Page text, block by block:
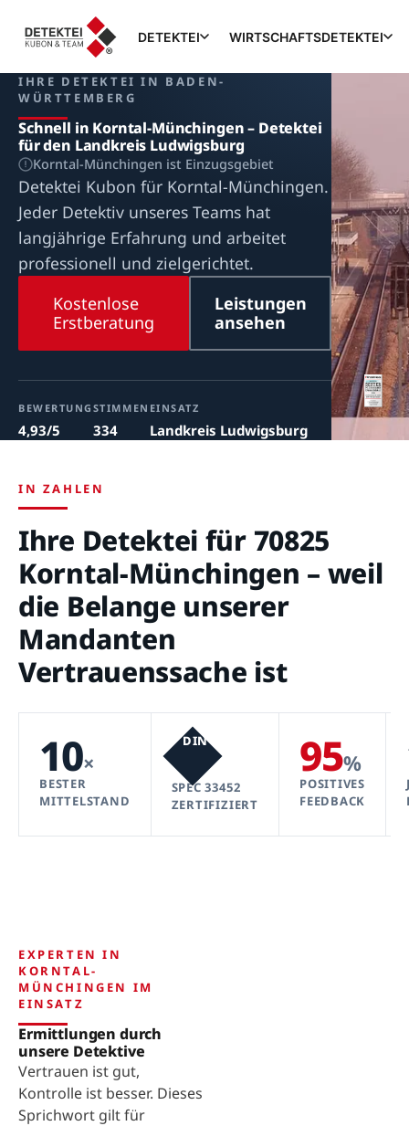
DETEKTEI WIRTSCHAFTSDETEKTEI
IHRE DETEKTEI IN BADEN-
WÜRTTEMBERG
Schnell in Korntal-Münchingen – Detektei
für den Landkreis Ludwigsburg
Korntal-Münchingen ist Einzugsgebiet
Detektei Kubon für Korntal-Münchingen.
Jeder Detektiv unseres Teams hat
langjährige Erfahrung und arbeitet
professionell und zielgerichtet.
Kostenlose
Erstberatung
Leistungen
ansehen
BEWERTUNG
4,93/5
STIMMEN
334
EINSATZ
Landkreis Ludwigsburg
IN ZAHLEN
Ihre Detektei für 70825
Korntal-Münchingen – weil
die Belange unserer
Mandanten
Vertrauenssache ist
10×
BESTER
MITTELSTAND
DIN
SPEC 33452
ZERTIFIZIERT
95%
POSITIVES
FEEDBACK
EXPERTEN IN
KORNTAL-
MÜNCHINGEN IM
EINSATZ
Ermittlungen durch
unsere Detektive
Vertrauen ist gut,
Kontrolle ist besser. Dieses
Sprichwort gilt für